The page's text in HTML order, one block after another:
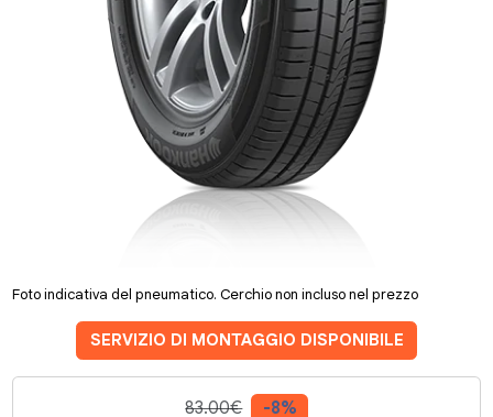
Foto indicativa del pneumatico. Cerchio non incluso nel prezzo
SERVIZIO DI MONTAGGIO DISPONIBILE
83.00€ -8%